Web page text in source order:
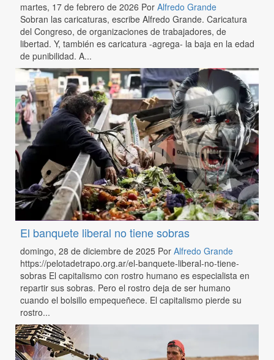
martes, 17 de febrero de 2026 Por Alfredo Grande
Sobran las caricaturas, escribe Alfredo Grande. Caricatura
del Congreso, de organizaciones de trabajadores, de
libertad. Y, también es caricatura -agrega- la baja en la edad
de punibilidad. A...
El banquete liberal no tiene sobras
domingo, 28 de diciembre de 2025 Por Alfredo Grande
https://pelotadetrapo.org.ar/el-banquete-liberal-no-tiene-
sobras El capitalismo con rostro humano es especialista en
repartir sus sobras. Pero el rostro deja de ser humano
cuando el bolsillo empequeñece. El capitalismo pierde su
rostro...